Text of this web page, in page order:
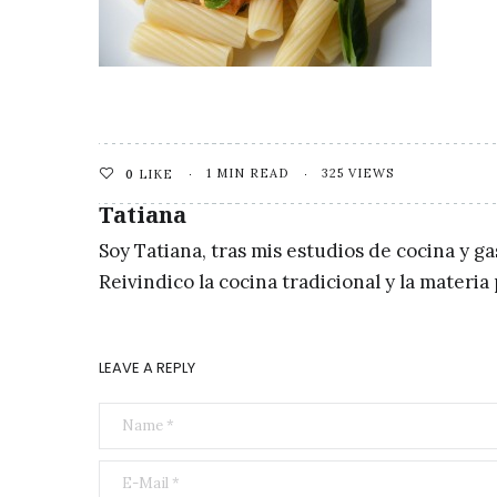
0 LIKE 1 MIN READ 325 VIEWS
Tatiana
Soy Tatiana, tras mis estudios de cocina y
Reivindico la cocina tradicional y la
LEAVE A REPLY